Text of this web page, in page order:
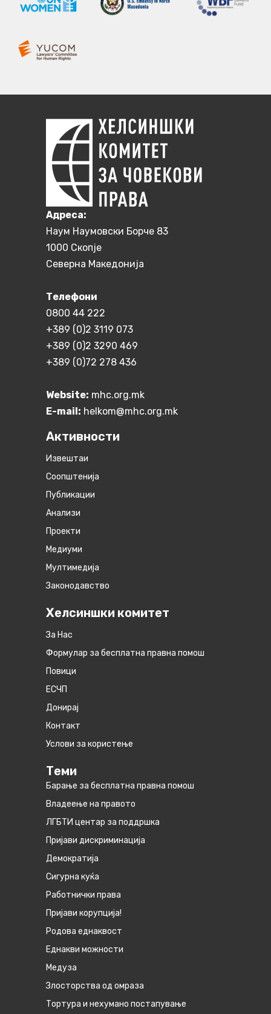
Aдреса:
Наум Наумовски Борче 83
1000 Скопје
Северна Македонија
Телефони
0800 44 222
+389 (0)2 3119 073
+389 (0)2 3290 469
+389 (0)72 278 436
Website: mhc.org.mk
E-mail: helkom@mhc.org.mk
Активности
Извештаи
Соопштенија
Публикации
Анализи
Проекти
Медиуми
Мултимедија
Законодавство
Хелсиншки комитет
За Нас
Формулар за бесплатна правна помош
Повици
ЕСЧП
Донирај
Контакт
Услови за користење
Теми
Барање за бесплатна правна помош
Владеење на правото
ЛГБТИ центар за поддршка
Пријави дискриминација
Демократија
Сигурна куќа
Работнички права
Пријави корупција!
Родова еднаквост
Eднакви можности
Медуза
Злосторства од омраза
Тортура и нехумано постапување